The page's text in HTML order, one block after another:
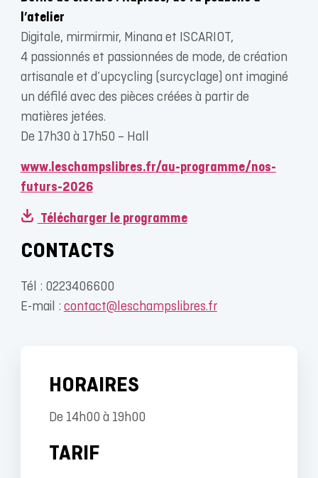
l’atelier
Digitale, mirmirmir, Minana et ISCARIOT,
4 passionnés et passionnées de mode, de création
artisanale et d’upcycling (surcyclage) ont imaginé
un défilé avec des pièces créées à partir de
matières jetées.
De 17h30 à 17h50 – Hall
www.leschampslibres.fr/au-programme/nos-
futurs-2026
Télécharger le programme
CONTACTS
Tél : 0223406600
E-mail : contact@leschampslibres.fr
HORAIRES
De 14h00 à 19h00
TARIF